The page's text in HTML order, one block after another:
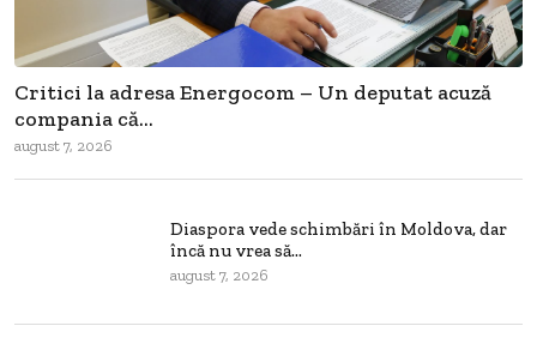
Critici la adresa Energocom – Un deputat acuză
compania că...
august 7, 2026
Diaspora vede schimbări în Moldova, dar
încă nu vrea să...
august 7, 2026